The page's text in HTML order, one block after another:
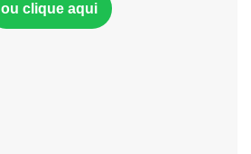
ou clique aqui